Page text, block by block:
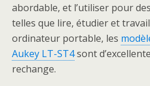
abordable, et l’utiliser pour
telles que lire, étudier et
ordinateur portable, les
Aukey LT-ST4sont
rechange.